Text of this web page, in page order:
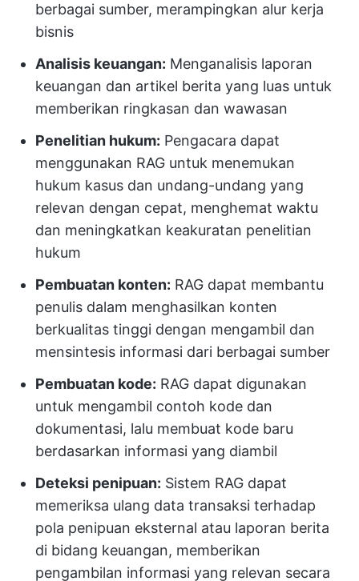
berbagai sumber, merampingkan alur kerja
bisnis
Analisis keuangan: Menganalisis laporan
keuangan dan artikel berita yang luas untuk
memberikan ringkasan dan wawasan
Penelitian hukum: Pengacara dapat
menggunakan RAG untuk menemukan
hukum kasus dan undang-undang yang
relevan dengan cepat, menghemat waktu
dan meningkatkan keakuratan penelitian
hukum
Pembuatan konten: RAG dapat membantu
penulis dalam menghasilkan konten
berkualitas tinggi dengan mengambil dan
mensintesis informasi dari berbagai sumber
Pembuatan kode: RAG dapat digunakan
untuk mengambil contoh kode dan
dokumentasi, lalu membuat kode baru
berdasarkan informasi yang diambil
Deteksi penipuan: Sistem RAG dapat
memeriksa ulang data transaksi terhadap
pola penipuan eksternal atau laporan berita
di bidang keuangan, memberikan
pengambilan informasi yang relevan secara